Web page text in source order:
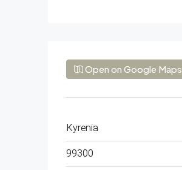
Open on Google Maps
Kyrenia
99300